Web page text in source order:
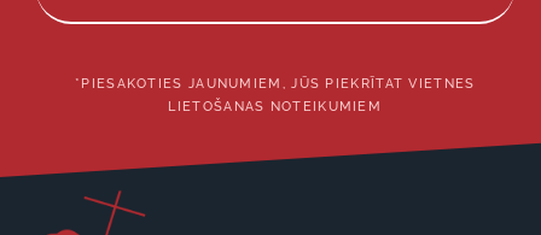
*PIESAKOTIES JAUNUMIEM, JŪS PIEKRĪTAT VIETNES
LIETOŠANAS NOTEIKUMIEM